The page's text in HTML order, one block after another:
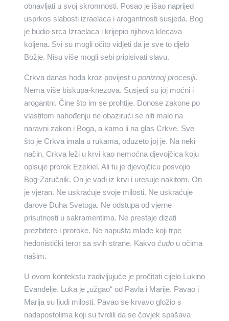
obnavljati u svoj skromnosti. Posao je išao naprijed
usprkos slabosti izraelaca i arogantnosti susjeda. Bog
je budio srca Izraelaca i krijepio njihova klecava
koljena. Svi su mogli očito vidjeti da je sve to djelo
Božje. Nisu više mogli sebi pripisivati slavu.
Crkva danas hoda kroz povijest u poniznoj procesiji.
Nema više biskupa-knezova. Susjedi su joj moćni i
arogantni. Čine što im se prohtije. Donose zakone po
vlastitom nahođenju ne obazirući se niti malo na
naravni zakon i Boga, a kamo li na glas Crkve. Sve
što je Crkva imala u rukama, oduzeto joj je. Na neki
način, Crkva leži u krvi kao nemoćna djevojčica koju
opisuje prorok Ezekiel. Ali tu je djevojčicu posvojio
Bog-Zaručnik. On je vadi iz krvi i uresuje nakitom. On
je vjeran. Ne uskraćuje svoje milosti. Ne uskraćuje
darove Duha Svetoga. Ne odstupa od vjerne
prisutnosti u sakramentima. Ne prestaje dizati
prezbitere i proroke. Ne napušta mlade koji trpe
hedonistički teror sa svih strane. Kakvo čudou očima
našim.
U ovom kontekstu zadivljujuće je pročitati cijelo Lukino
Evanđelje. Luka je „užgao“ od Pavla i Marije. Pavao i
Marija su ljudi milosti. Pavao se krvavo gložio s
nadapostolima koji su tvrdili da se čovjek spašava